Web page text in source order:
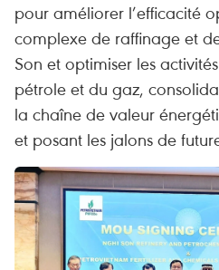
pour améliorer l’efficacité
complexe de raffinage et
Son et optimiser les
pétrole et du gaz,
la chaîne de valeur
et posant les jalons de